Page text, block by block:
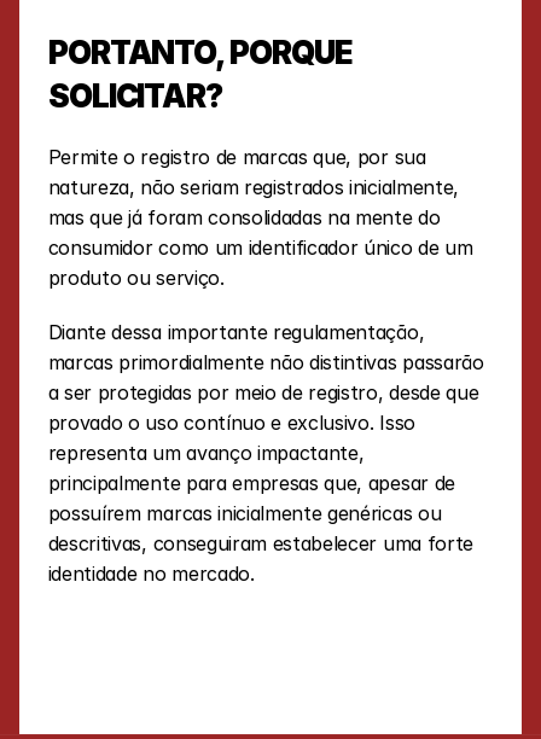
PORTANTO, PORQUE
SOLICITAR?
Permite o registro de marcas que, por sua
natureza, não seriam registrados inicialmente,
mas que já foram consolidadas na mente do
consumidor como um identificador único de um
produto ou serviço.
Diante dessa importante regulamentação,
marcas primordialmente não distintivas passarão
a ser protegidas por meio de registro, desde que
provado o uso contínuo e exclusivo. Isso
representa um avanço impactante,
principalmente para empresas que, apesar de
possuírem marcas inicialmente genéricas ou
descritivas, conseguiram estabelecer uma forte
identidade no mercado.